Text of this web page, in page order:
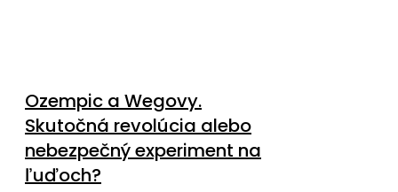
Ozempic a Wegovy.
Skutočná revolúcia alebo
nebezpečný experiment na
ľuďoch?